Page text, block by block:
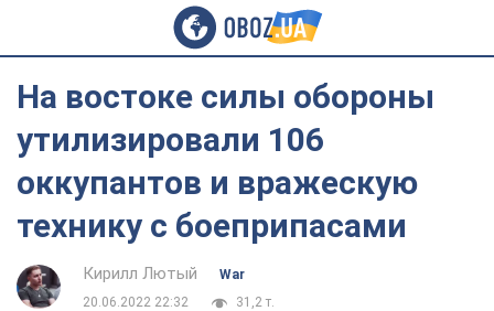
На востоке силы обороны
утилизировали 106
оккупантов и вражескую
технику с боеприпасами
Кирилл Лютый
War
20.06.2022 22:32
31,2 т.